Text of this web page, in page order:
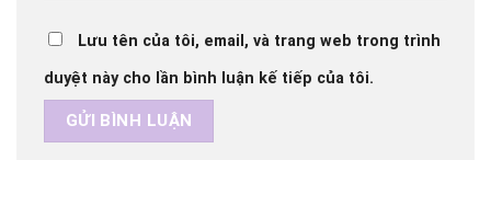
Lưu tên của tôi, email, và trang web trong trình
duyệt này cho lần bình luận kế tiếp của tôi.